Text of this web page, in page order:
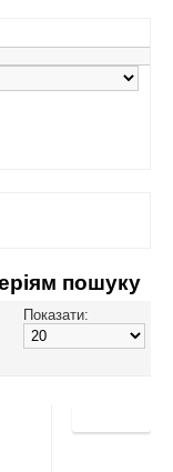
пошуку
Показати: